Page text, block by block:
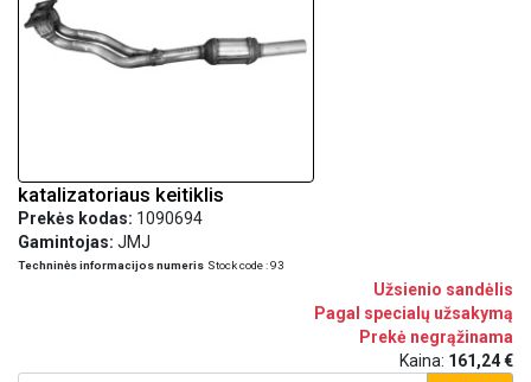
katalizatoriaus keitiklis
Prekės kodas: 1090694
Gamintojas: JMJ
Techninės informacijos numeris Stock code : 93
Užsienio sandėlis
Pagal specialų užsakymą
Prekė negrąžinama
Kaina: 161,24 €